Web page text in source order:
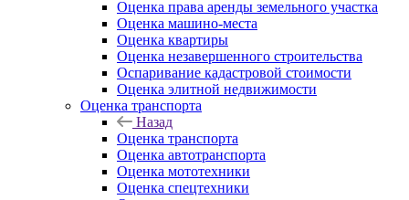
Оценка права аренды земельного участка
Оценка машино-места
Оценка квартиры
Оценка незавершенного строительства
Оспаривание кадастровой стоимости
Оценка элитной недвижимости
Оценка транспорта
Назад
Оценка транспорта
Оценка автотранспорта
Оценка мототехники
Оценка спецтехники